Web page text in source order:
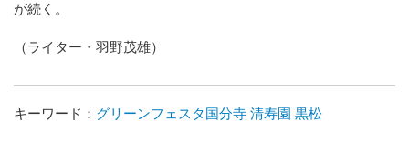
が続く。
（ライター・羽野茂雄）
キーワード： グリーンフェスタ国分寺 清寿園 黒松